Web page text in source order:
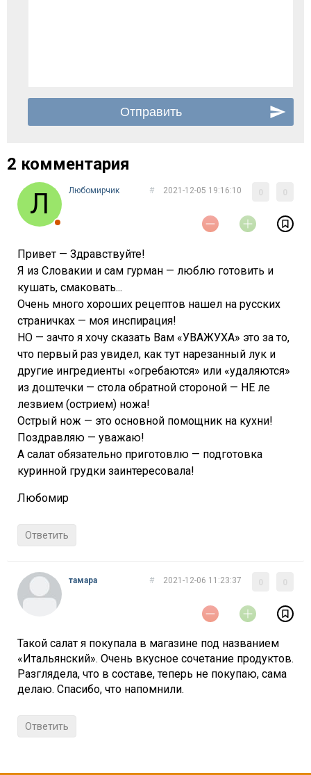
2 комментария
Любомирчик 2021-12-05 19:16:10
#
Привет — Здравствуйте!
Я из Словакии и сам гурман — люблю готовить и
кушать, смаковать...
Очень много хороших рецептов нашел на русских
страничках — моя инспирация!
НО — зачто я хочу сказать Вам «УВАЖУХА» это за то,
что первый раз увидел, как тут нарезанный лук и
другие ингредиенты «огребаются» или «удаляются»
из доштечки — стола обратной стороной — НЕ ле
лезвием (острием) ножа!
Острый нож — это основной помощник на кухни!
Поздравляю — уважаю!
А салат обязательно приготовлю — подготовка
куринной грудки заинтересовала!
Любомир
Ответить
тамара 2021-12-06 11:23:37
#
Такой салат я покупала в магазине под названием
«Итальянский». Очень вкусное сочетание продуктов.
Разглядела, что в составе, теперь не покупаю, сама
делаю. Спасибо, что напомнили.
Ответить